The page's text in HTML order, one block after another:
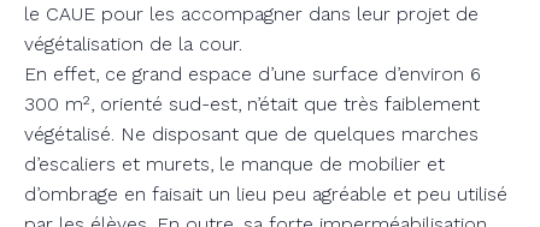
le CAUE pour les accompagner dans leur projet de
végétalisation de la cour.
En effet, ce grand espace d’une surface d’environ 6
300 m², orienté sud-est, n’était que très faiblement
végétalisé. Ne disposant que de quelques marches
d’escaliers et murets, le manque de mobilier et
d’ombrage en faisait un lieu peu agréable et peu utilisé